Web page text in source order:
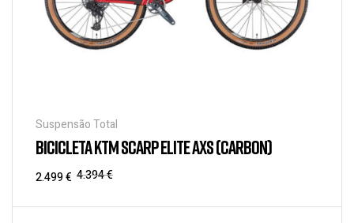
Suspensão Total
BICICLETA KTM SCARP ELITE AXS (CARBON)
4.394€
2.499€